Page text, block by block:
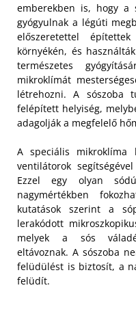
emberekben is, hogy a
gyógyulnak a légúti
előszeretettel
környékén, és
természetes
mikroklímát
létrehozni. A sószoba
felépített helyiség,
adagolják a megfelelő
A speciális mikroklíma
ventilátorok
Ezzel egy olyan
nagymértékben
kutatások szerint a
lerakódott
melyek a sós
eltávoznak. A sószoba
felüdülést is biztosít, a
felüdít.